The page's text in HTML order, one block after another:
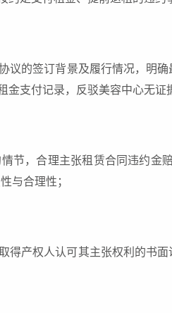
议的签订背景及履行情况，明
支付记录，反驳美容中心无证
节，合理主张租赁合同违约金
与合理性；
得产权人认可其主张权利的书